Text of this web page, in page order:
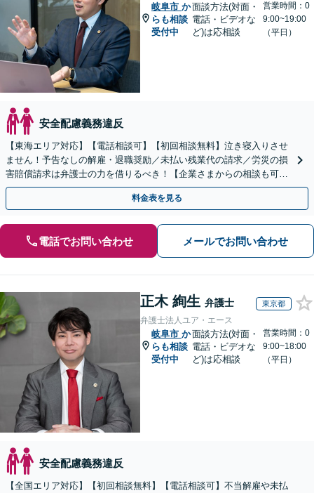
岐阜市 か
らも相談
受付中
面談方法(対面・
電話・ビデオな
ど)は応相談
営業時間：0
9:00~19:00
（平日）
安全配慮義務違反
【東海エリア対応】【電話相談可】【初回相談無料】泣き寝入りさせ
ません！予告なしの解雇・退職奨励／未払い残業代の請求／労災の損
害賠償請求は弁護士の力を借りるべき！【企業さまからの相談も可】
従業員トラブルは、慎重な対処が必要です【完全個室】
料金表を見る
電話でお問い合わせ メールでお問い合わせ
正木 絢生 弁護士 東京都
弁護士法人ユア・エース
岐阜市 か
らも相談
受付中
面談方法(対面・
電話・ビデオな
ど)は応相談
営業時間：0
9:00~18:00
（平日）
安全配慮義務違反
【全国エリア対応】【初回相談無料】【電話相談可】不当解雇や未払